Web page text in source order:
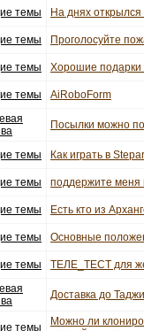
темы
На днях
темы Проголосуйте
темы Хорошие
темы
AiRoboForm
Посылки можно
темы Как играть в
темы поддержите меня
темы Есть кто из
темы Основные
темы
ТЕЛЕ_ТЕСТ для
Доставка до
темы
Можно ли